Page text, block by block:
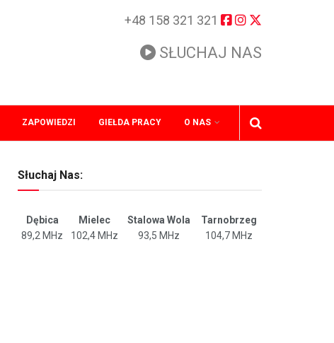
+48 158 321 321
SŁUCHAJ NAS
ZAPOWIEDZI GIEŁDA PRACY O NAS
Słuchaj Nas:
Dębica Mielec Stalowa Wola
Tarnobrzeg
89,2 MHz
102,4 MHz 93,5 MHz 104,7 MHz